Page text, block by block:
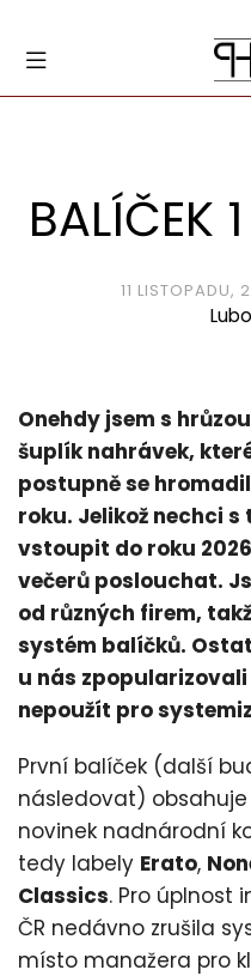
BALÍČEK
11 LISTOPADU,
Onehdy jsem s
šuplík nahrávek,
postupně se
roku. Jelikož nechci
vstoupit do roku
večerů poslouchat.
od různých firem,
systém balíčků.
u nás
nepoužít pro
První balíček (další
následovat)
novinek nadnárodní
tedy labely Erato,
Classics. Pro úplnost
ČR nedávno zrušila
místo manažera pro